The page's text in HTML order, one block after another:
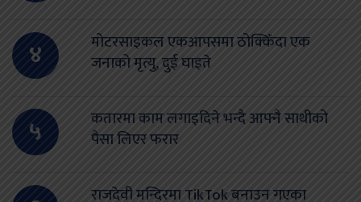
४
मोटरसाइकल एकआपसमा ठोक्किँदा एक
जनाको मृत्यु, दुई घाइते
५
कतारमा काम लगाइदिने भन्दै आफ्नै साथीको
पैसा लिएर फरार
राजदेवी मन्दिरमा TikTok बनाउन गएका